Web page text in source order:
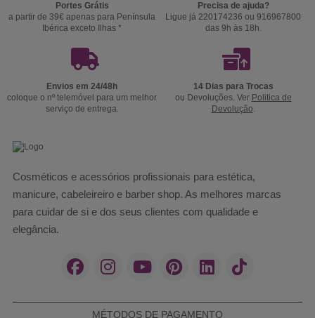
Portes Grátis
a partir de 39€ apenas para Península
Ibérica exceto Ilhas *
Precisa de ajuda?
Ligue já 220174236 ou 916967800
das 9h às 18h.
Envios em 24/48h
coloque o nº telemóvel para um melhor
serviço de entrega.
14 Dias para Trocas
ou Devoluções. Ver Politica de
Devolução
Cosméticos e acessórios profissionais para estética,
manicure, cabeleireiro e barber shop. As melhores marcas
para cuidar de si e dos seus clientes com qualidade e
elegância.
MÉTODOS DE PAGAMENTO